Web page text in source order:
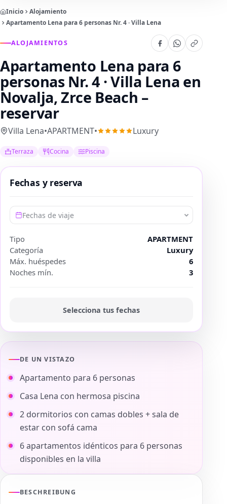
Inicio
Alojamiento
Apartamento Lena para 6 personas Nr. 4 · Villa Lena
ALOJAMIENTOS
Apartamento Lena para 6
personas Nr. 4 · Villa Lena en
Novalja, Zrce Beach –
reservar
Villa Lena•APARTMENT• Luxury
Terraza Cocina Piscina
DE UN VISTAZO
Apartamento para 6 personas
Casa Lena con hermosa piscina
2 dormitorios con camas dobles + sala de
estar con sofá cama
6 apartamentos idénticos para 6 personas
disponibles en la villa
BESCHREIBUNG
Fechas y reserva
Fechas de viaje
Tipo
APARTMENT
Categoría
Luxury
Máx. huéspedes
6
Noches mín.
3
Selecciona tus fechas